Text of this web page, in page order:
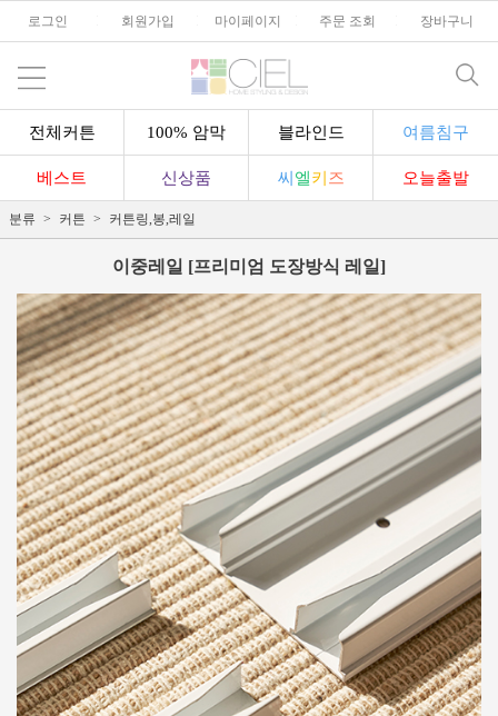
로그인 회원가입 마이페이지 주문 조회 장바구니
전체커튼 100% 암막 블라인드 여름침구
베스트 신상품 씨 엘키 즈 오늘출발
분류 커튼 커튼링,봉,레일
이중레일 [프리미엄 도장방식 레일]